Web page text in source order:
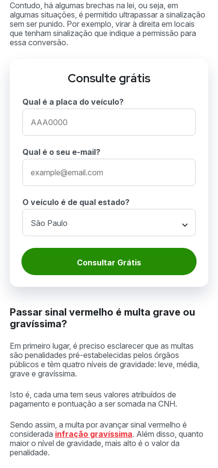
Contudo, há algumas brechas na lei, ou seja, em
algumas situações, é permitido ultrapassar a sinalização
sem ser punido. Por exemplo, virar à direita em locais
que tenham sinalização que indique a permissão para
essa conversão.
Consulte grátis
Qual é a placa do veículo?
Qual é o seu e-mail?
O veículo é de qual estado?
Consultar Grátis
Passar sinal vermelho é multa grave ou
gravíssima?
Em primeiro lugar, é preciso esclarecer que as multas
são penalidades pré-estabelecidas pelos órgãos
públicos e têm quatro níveis de gravidade: leve, média,
grave e gravíssima.
Isto é, cada uma tem seus valores atribuídos de
pagamento e pontuação a ser somada na CNH.
Sendo assim, a multa por avançar sinal vermelho é
considerada infração gravíssima. Além disso, quanto
maior o nível de gravidade, mais alto é o valor da
penalidade.